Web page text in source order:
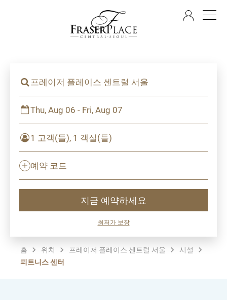
프레이저 플레이스 센트럴 서울
Thu, Aug 06 - Fri, Aug 07
1 고객(들), 1 객실(들)
예약 코드
지금 예약하세요
최저가 보장
홈 위치 프레이저 플레이스 센트럴 서울
시설
피트니스 센터